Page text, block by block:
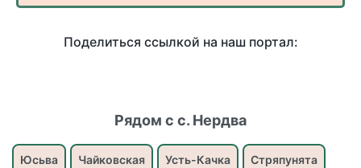
Поделиться ссылкой на наш портал:
Рядом с с. Нердва
Юсьва Чайковская Усть-Качка Стряпунята